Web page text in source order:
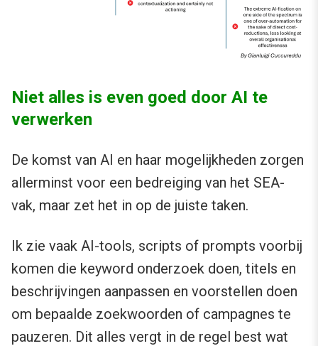
Niet alles is even goed door AI te
verwerken
De komst van AI en haar mogelijkheden zorgen
allerminst voor een bedreiging van het SEA-
vak, maar zet het in op de juiste taken.
Ik zie vaak AI-tools, scripts of prompts voorbij
komen die keyword onderzoek doen, titels en
beschrijvingen aanpassen en voorstellen doen
om bepaalde zoekwoorden of campagnes te
pauzeren. Dit alles vergt in de regel best wat